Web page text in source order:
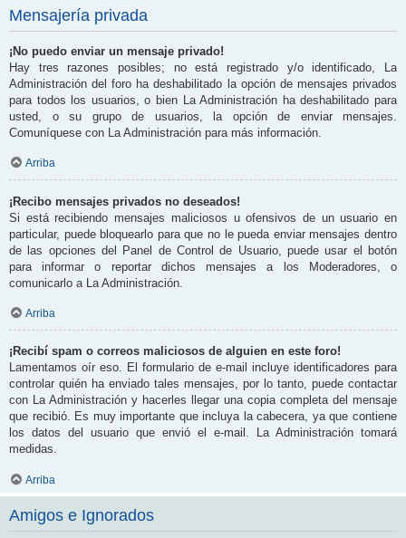
Mensajería privada
¡No puedo enviar un mensaje privado!
Hay tres razones posibles; no está registrado y/o identificado, La
Administración del foro ha deshabilitado la opción de mensajes privados
para todos los usuarios, o bien La Administración ha deshabilitado para
usted, o su grupo de usuarios, la opción de enviar mensajes.
Comuníquese con La Administración para más información.
Arriba
¡Recibo mensajes privados no deseados!
Si está recibiendo mensajes maliciosos u ofensivos de un usuario en
particular, puede bloquearlo para que no le pueda enviar mensajes dentro
de las opciones del Panel de Control de Usuario, puede usar el botón
para informar o reportar dichos mensajes a los Moderadores, o
comunicarlo a La Administración.
Arriba
¡Recibí spam o correos maliciosos de alguien en este foro!
Lamentamos oír eso. El formulario de e-mail incluye identificadores para
controlar quién ha enviado tales mensajes, por lo tanto, puede contactar
con La Administración y hacerles llegar una copia completa del mensaje
que recibió. Es muy importante que incluya la cabecera, ya que contiene
los datos del usuario que envió el e-mail. La Administración tomará
medidas.
Arriba
Amigos e Ignorados